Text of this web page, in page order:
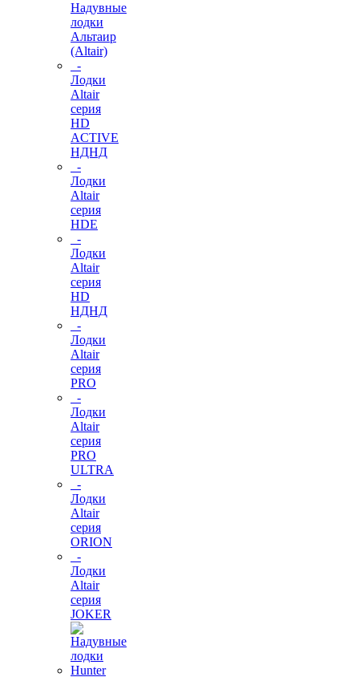
Надувные
лодки
Альтаир
(Altair)
-
Лодки
Altair
серия
HD
ACTIVE
НДНД
-
Лодки
Altair
серия
HDE
-
Лодки
Altair
серия
HD
НДНД
-
Лодки
Altair
серия
PRO
-
Лодки
Altair
серия
PRO
ULTRA
-
Лодки
Altair
серия
ORION
-
Лодки
Altair
серия
JOKER